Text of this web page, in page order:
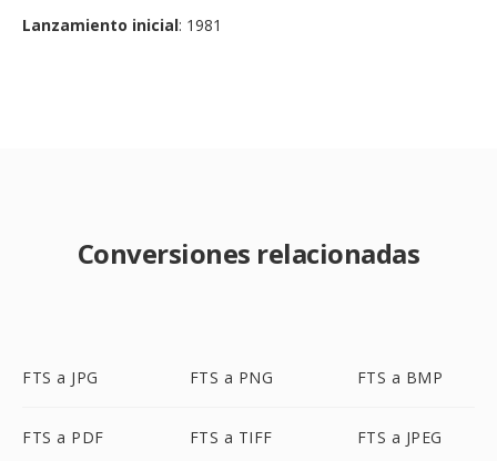
Lanzamiento inicial: 1981
Conversiones relacionadas
FTS a JPG FTS a PNG FTS a BMP
FTS a PDF FTS a TIFF FTS a JPEG